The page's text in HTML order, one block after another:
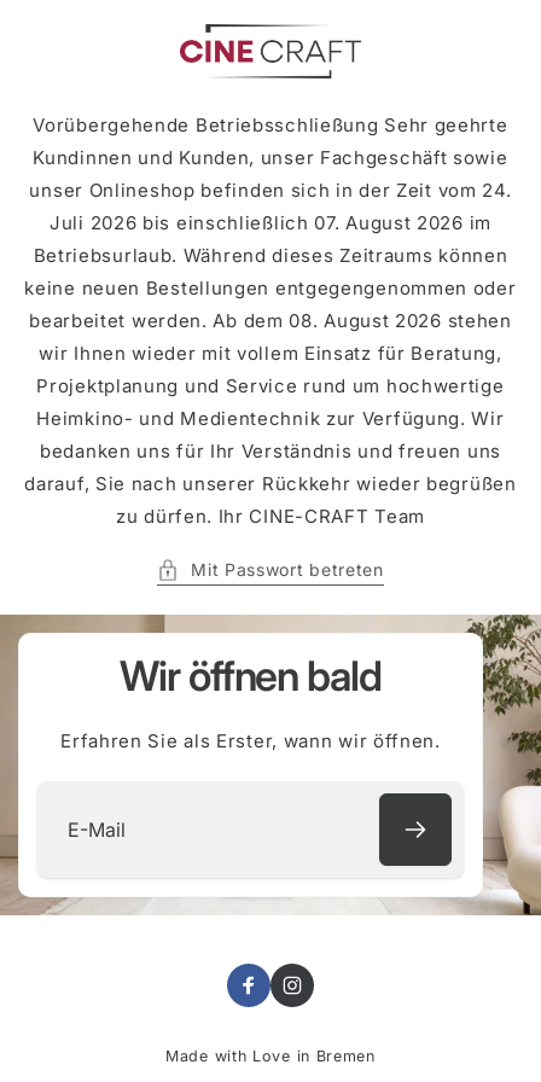
Vorübergehende Betriebsschließung Sehr geehrte
Kundinnen und Kunden, unser Fachgeschäft sowie
unser Onlineshop befinden sich in der Zeit vom 24.
Juli 2026 bis einschließlich 07. August 2026 im
Betriebsurlaub. Während dieses Zeitraums können
keine neuen Bestellungen entgegengenommen oder
bearbeitet werden. Ab dem 08. August 2026 stehen
wir Ihnen wieder mit vollem Einsatz für Beratung,
Projektplanung und Service rund um hochwertige
Heimkino- und Medientechnik zur Verfügung. Wir
bedanken uns für Ihr Verständnis und freuen uns
darauf, Sie nach unserer Rückkehr wieder begrüßen
zu dürfen. Ihr CINE-CRAFT Team
Mit Passwort betreten
Wir öffnen bald
Erfahren Sie als Erster, wann wir öffnen.
Mail
FacebookInstagram
Made with Love in Bremen